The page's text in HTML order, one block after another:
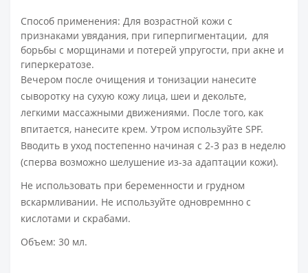
Способ применения: Для возрастной кожи с
признаками увядания, при гиперпигментации, для
борьбы с морщинами и потерей упругости, при акне и
гиперкератозе.
Вечером после очищения и тонизации нанесите
сыворотку на сухую кожу лица, шеи и декольте,
легкими массажными движениями. После того, как
впитается, нанесите крем. Утром используйте SPF.
Вводить в уход постепенно начиная с 2-3 раз в неделю
(сперва возможно шелушение из-за адаптации кожи).
Не использовать при беременности и грудном
вскармливании. Не используйте одновремнно с
кислотами и скрабами.
Объем: 30 мл.